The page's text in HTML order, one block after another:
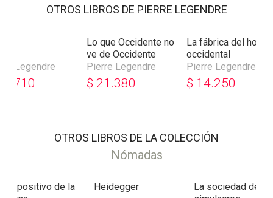
OTROS LIBROS DE PIERRE LEGENDRE
Legendre
Lo que Occidente no
ve de Occidente
Pierre Legendre
$ 21.380
La fábrica del
occidental
Pierre Legendre
$ 14.250
OTROS LIBROS DE LA COLECCIÓN
Nómadas
dispositivo de la
Heidegger
La sociedad de